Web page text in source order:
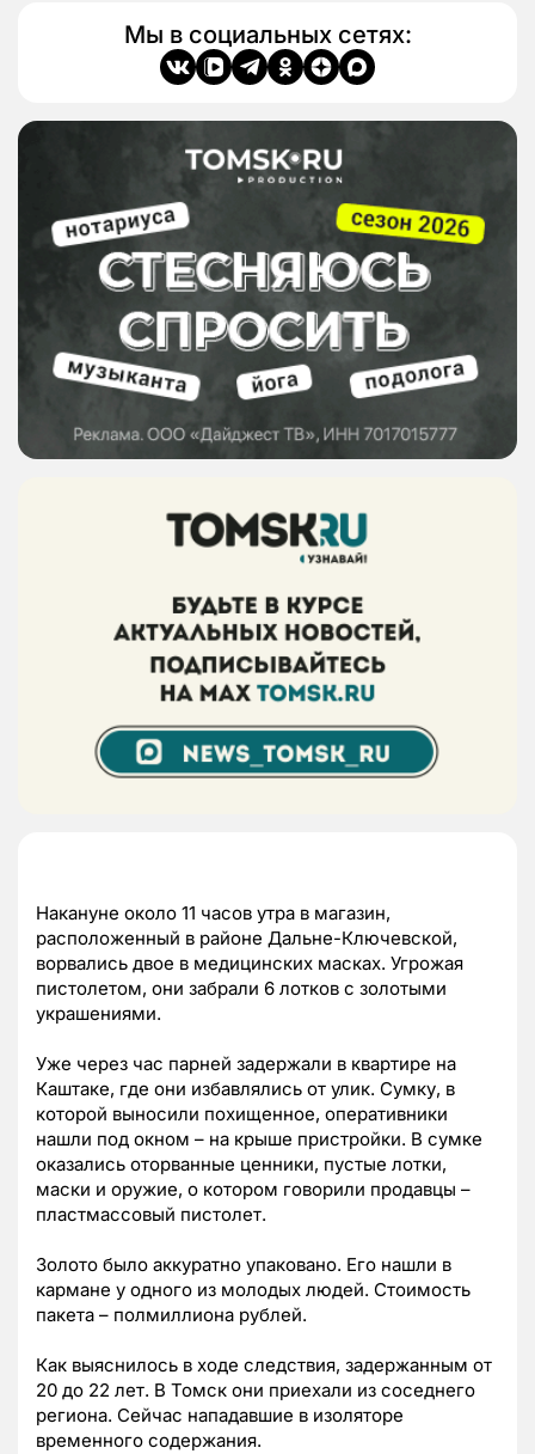
Мы в социальных сетях:
Накануне около 11 часов утра в магазин,
расположенный в районе Дальне-Ключевской,
ворвались двое в медицинских масках. Угрожая
пистолетом, они забрали 6 лотков с золотыми
украшениями.
Уже через час парней задержали в квартире на
Каштаке, где они избавлялись от улик. Сумку, в
которой выносили похищенное, оперативники
нашли под окном – на крыше пристройки. В сумке
оказались оторванные ценники, пустые лотки,
маски и оружие, о котором говорили продавцы –
пластмассовый пистолет.
Золото было аккуратно упаковано. Его нашли в
кармане у одного из молодых людей. Стоимость
пакета – полмиллиона рублей.
Как выяснилось в ходе следствия, задержанным от
20 до 22 лет. В Томск они приехали из соседнего
региона. Сейчас нападавшие в изоляторе
временного содержания.